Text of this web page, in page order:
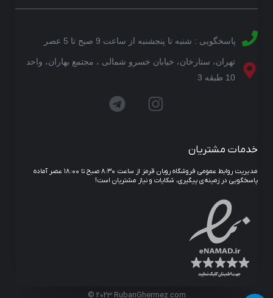
پاسخگویی : شنبه تا پنجشنبه از ساعت 9 صبح تا 5 عصر
تهران، ستارخان، خیابان خسرو شمالی ، مجتمع بهاران، واحد
10 طبقه 3
خدمات مشتریان
مدیریت روابط عمومی فروشگاه روبان قرمز از ساعت ۸:۳۰ صبح تا ۱۸:۰۰ عصر آماده
پاسخگویی در زمینه‌ی پیگیری، شکایات و نیاز مشتریان است!
© 2023 RubanGhermez.com